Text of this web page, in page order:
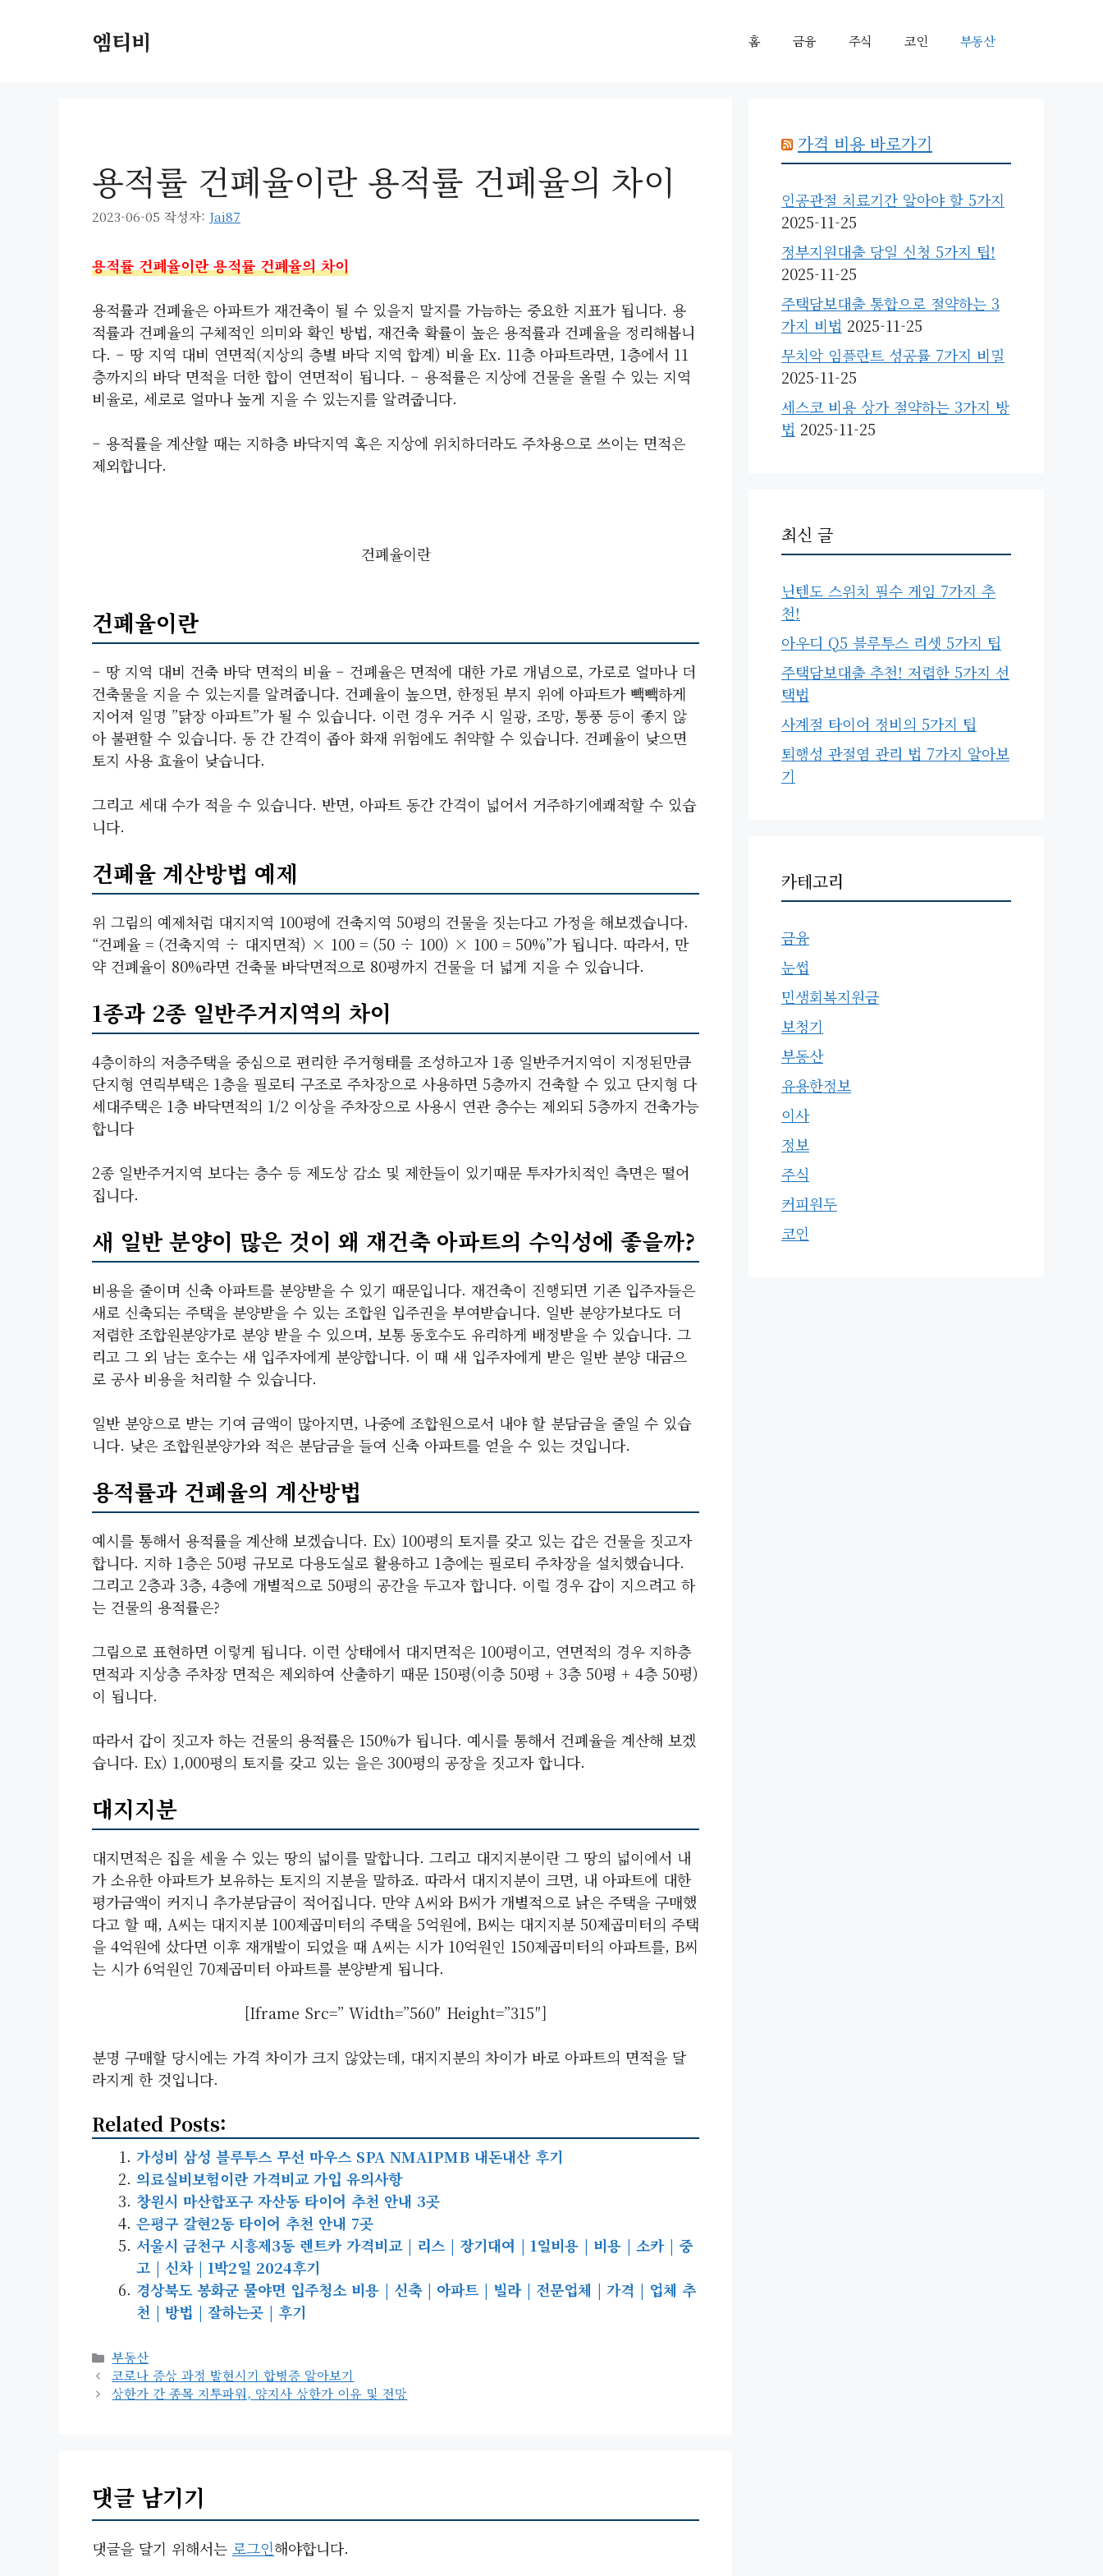
엠티비 홈 금융 주식 코인 부동산
용적률 건폐율이란 용적률 건폐율의 차이
2023-06-05 작성자: Jai87
용적률 건폐율이란 용적률 건폐율의 차이
용적률과 건폐율은 아파트가 재건축이 될 수 있을지 말지를 가늠하는 중요한 지표가 됩니다. 용
적률과 건폐율의 구체적인 의미와 확인 방법, 재건축 확률이 높은 용적률과 건폐율을 정리해봅니
다. – 땅 지역 대비 연면적(지상의 층별 바닥 지역 합계) 비율 Ex. 11층 아파트라면, 1층에서 11
층까지의 바닥 면적을 더한 합이 연면적이 됩니다. – 용적률은 지상에 건물을 올릴 수 있는 지역
비율로, 세로로 얼마나 높게 지을 수 있는지를 알려줍니다.
– 용적률을 계산할 때는 지하층 바닥지역 혹은 지상에 위치하더라도 주차용으로 쓰이는 면적은
제외합니다.
건폐율이란
건폐율이란
– 땅 지역 대비 건축 바닥 면적의 비율 – 건폐율은 면적에 대한 가로 개념으로, 가로로 얼마나 더
건축물을 지을 수 있는지를 알려줍니다. 건폐율이 높으면, 한정된 부지 위에 아파트가 빽빽하게
지어져 일명 ”닭장 아파트”가 될 수 있습니다. 이런 경우 거주 시 일광, 조망, 통풍 등이 좋지 않
아 불편할 수 있습니다. 동 간 간격이 좁아 화재 위험에도 취약할 수 있습니다. 건폐율이 낮으면
토지 사용 효율이 낮습니다.
그리고 세대 수가 적을 수 있습니다. 반면, 아파트 동간 간격이 넓어서 거주하기에쾌적할 수 있습
니다.
건폐율 계산방법 예제
위 그림의 예제처럼 대지지역 100평에 건축지역 50평의 건물을 짓는다고 가정을 해보겠습니다.
“건폐율 = (건축지역 ÷ 대지면적) × 100 = (50 ÷ 100) × 100 = 50%”가 됩니다. 따라서, 만
약 건폐율이 80%라면 건축물 바닥면적으로 80평까지 건물을 더 넓게 지을 수 있습니다.
1종과 2종 일반주거지역의 차이
4층이하의 저층주택을 중심으로 편리한 주거형태를 조성하고자 1종 일반주거지역이 지정된만큼
단지형 연릭부택은 1층을 필로티 구조로 주차장으로 사용하면 5층까지 건축할 수 있고 단지형 다
세대주택은 1층 바닥면적의 1/2 이상을 주차장으로 사용시 연관 층수는 제외되 5층까지 건축가능
합니다
2종 일반주거지역 보다는 층수 등 제도상 감소 및 제한들이 있기때문 투자가치적인 측면은 떨어
집니다.
새 일반 분양이 많은 것이 왜 재건축 아파트의 수익성에 좋을까?
비용을 줄이며 신축 아파트를 분양받을 수 있기 때문입니다. 재건축이 진행되면 기존 입주자들은
새로 신축되는 주택을 분양받을 수 있는 조합원 입주권을 부여받습니다. 일반 분양가보다도 더
저렴한 조합원분양가로 분양 받을 수 있으며, 보통 동호수도 유리하게 배정받을 수 있습니다. 그
리고 그 외 남는 호수는 새 입주자에게 분양합니다. 이 때 새 입주자에게 받은 일반 분양 대금으
로 공사 비용을 처리할 수 있습니다.
일반 분양으로 받는 기여 금액이 많아지면, 나중에 조합원으로서 내야 할 분담금을 줄일 수 있습
니다. 낮은 조합원분양가와 적은 분담금을 들여 신축 아파트를 얻을 수 있는 것입니다.
용적률과 건폐율의 계산방법
예시를 통해서 용적률을 계산해 보겠습니다. Ex) 100평의 토지를 갖고 있는 갑은 건물을 짓고자
합니다. 지하 1층은 50평 규모로 다용도실로 활용하고 1층에는 필로티 주차장을 설치했습니다.
그리고 2층과 3층, 4층에 개별적으로 50평의 공간을 두고자 합니다. 이럴 경우 갑이 지으려고 하
는 건물의 용적률은?
그림으로 표현하면 이렇게 됩니다. 이런 상태에서 대지면적은 100평이고, 연면적의 경우 지하층
면적과 지상층 주차장 면적은 제외하여 산출하기 때문 150평(이층 50평 + 3층 50평 + 4층 50평)
이 됩니다.
따라서 갑이 짓고자 하는 건물의 용적률은 150%가 됩니다. 예시를 통해서 건폐율을 계산해 보겠
습니다. Ex) 1,000평의 토지를 갖고 있는 을은 300평의 공장을 짓고자 합니다.
대지지분
대지면적은 집을 세울 수 있는 땅의 넓이를 말합니다. 그리고 대지지분이란 그 땅의 넓이에서 내
가 소유한 아파트가 보유하는 토지의 지분을 말하죠. 따라서 대지지분이 크면, 내 아파트에 대한
평가금액이 커지니 추가분담금이 적어집니다. 만약 A씨와 B씨가 개별적으로 낡은 주택을 구매했
다고 할 때, A씨는 대지지분 100제곱미터의 주택을 5억원에, B씨는 대지지분 50제곱미터의 주택
을 4억원에 샀다면 이후 재개발이 되었을 때 A씨는 시가 10억원인 150제곱미터의 아파트를, B씨
는 시가 6억원인 70제곱미터 아파트를 분양받게 됩니다.
[iframe Src=” Width=”560″ Height=”315″]
분명 구매할 당시에는 가격 차이가 크지 않았는데, 대지지분의 차이가 바로 아파트의 면적을 달
라지게 한 것입니다.
Related Posts:
가성비 삼성 블루투스 무선 마우스 SPA NMA1PMB 내돈내산 후기
의료실비보험이란 가격비교 가입 유의사항
창원시 마산합포구 자산동 타이어 추천 안내 3곳
은평구 갈현2동 타이어 추천 안내 7곳
서울시 금천구 시흥제3동 렌트카 가격비교 | 리스 | 장기대여 | 1일비용 | 비용 | 소카 | 중
고 | 신차 | 1박2일 2024후기
경상북도 봉화군 물야면 입주청소 비용 | 신축 | 아파트 | 빌라 | 전문업체 | 가격 | 업체 추
천 | 방법 | 잘하는곳 | 후기
카
테
고
부동산
코로나 증상 과정 발현시기 합병증 알아보기
상한가 간 종목 지투파워, 양지사 상한가 이유 및 전망
댓글 남기기
댓글을 달기 위해서는 로그인해야합니다.
가격 비용 바로가기
인공관절 치료기간 알아야 할 5가지
2025-11-25
정부지원대출 당일 신청 5가지 팁!
2025-11-25
주택담보대출 통합으로 절약하는 3
가지 비법 2025-11-25
무치악 임플란트 성공률 7가지 비밀
2025-11-25
세스코 비용 상가 절약하는 3가지 방
법 2025-11-25
최신 글
닌텐도 스위치 필수 게임 7가지 추
천!
아우디 Q5 블루투스 리셋 5가지 팁
주택담보대출 추천! 저렴한 5가지 선
택법
사계절 타이어 정비의 5가지 팁
퇴행성 관절염 관리 법 7가지 알아보
기
카테고리
금융
눈썹
민생회복지원금
보청기
부동산
유용한정보
이사
정보
주식
커피원두
코인